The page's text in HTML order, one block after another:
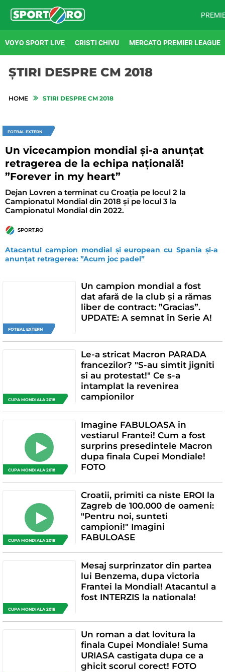
VOYO SPORT LIVE CRISTI CHIVU MERCATO PREMIER LEAGUE
ȘTIRI DESPRE CM 2018
HOME STIRI DESPRE CM 2018
FOTBAL EXTERN
Un vicecampion mondial și-a anunțat
retragerea de la echipa națională!
”Forever in my heart”
Dejan Lovren a terminat cu Croația pe locul 2 la
Campionatul Mondial din 2018 și pe locul 3 la
Campionatul Mondial din 2022.
SPORT.RO
Atacantul campion mondial și european cu Spania și-a
anunțat retragerea: ”Acum joc padel”
FOTBAL EXTERN
Un campion mondial a fost
dat afară de la club și a rămas
liber de contract: ”Gracias”.
UPDATE: A semnat în Serie A!
CUPA MONDIALA 2018
Le-a stricat Macron PARADA
francezilor? "S-au simtit jigniti
si au protestat!" Ce s-a
intamplat la revenirea
campionilor
CUPA MONDIALA 2018
Imagine FABULOASA in
vestiarul Frantei! Cum a fost
surprins presedintele Macron
dupa finala Cupei Mondiale!
FOTO
CUPA MONDIALA 2018
Croatii, primiti ca niste EROI la
Zagreb de 100.000 de oameni:
"Pentru noi, sunteti
campioni!" Imagini
FABULOASE
CUPA MONDIALA 2018
Mesaj surprinzator din partea
lui Benzema, dupa victoria
Frantei la Mondial! Atacantul a
fost INTERZIS la nationala!
Un roman a dat lovitura la
finala Cupei Mondiale! Suma
URIASA castigata dupa ce a
ghicit scorul corect! FOTO